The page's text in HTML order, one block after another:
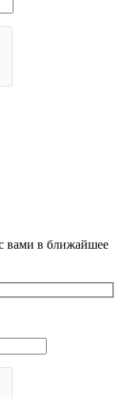
вами в ближайшее